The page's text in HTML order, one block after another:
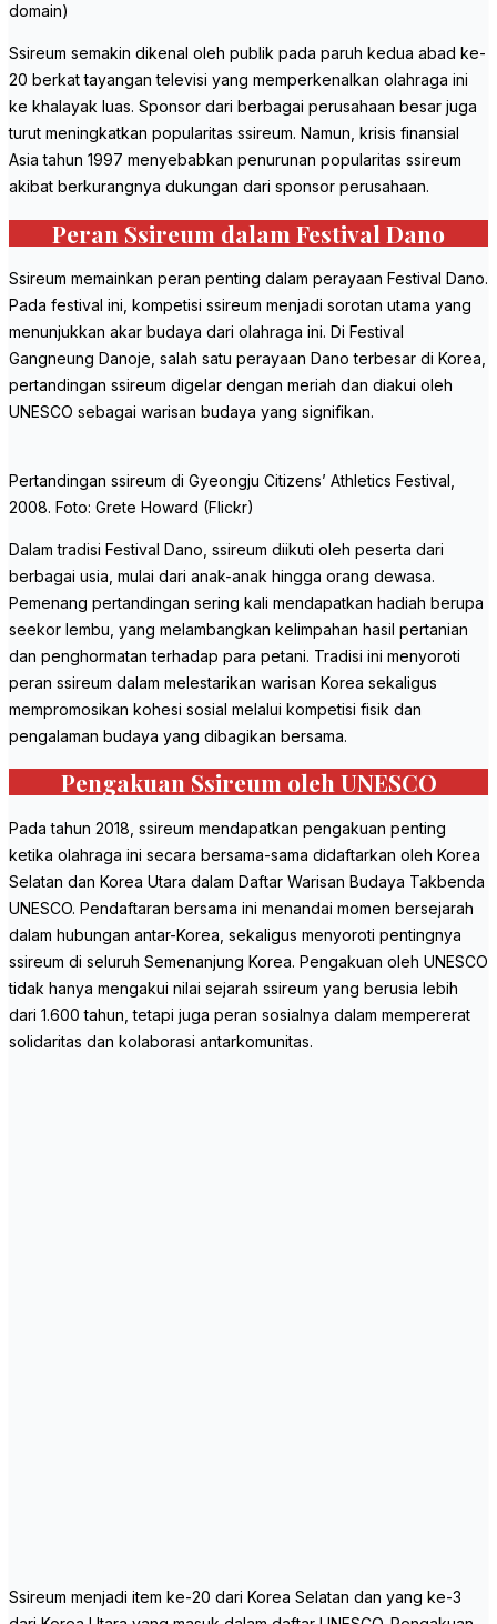
domain)
Ssireum semakin dikenal oleh publik pada paruh kedua abad ke-
20 berkat tayangan televisi yang memperkenalkan olahraga ini
ke khalayak luas. Sponsor dari berbagai perusahaan besar juga
turut meningkatkan popularitas ssireum. Namun, krisis finansial
Asia tahun 1997 menyebabkan penurunan popularitas ssireum
akibat berkurangnya dukungan dari sponsor perusahaan.
Peran Ssireum dalam Festival Dano
Ssireum memainkan peran penting dalam perayaan Festival Dano.
Pada festival ini, kompetisi ssireum menjadi sorotan utama yang
menunjukkan akar budaya dari olahraga ini. Di Festival
Gangneung Danoje, salah satu perayaan Dano terbesar di Korea,
pertandingan ssireum digelar dengan meriah dan diakui oleh
UNESCO sebagai warisan budaya yang signifikan.
Pertandingan ssireum di Gyeongju Citizens’ Athletics Festival,
2008. Foto: Grete Howard (Flickr)
Dalam tradisi Festival Dano, ssireum diikuti oleh peserta dari
berbagai usia, mulai dari anak-anak hingga orang dewasa.
Pemenang pertandingan sering kali mendapatkan hadiah berupa
seekor lembu, yang melambangkan kelimpahan hasil pertanian
dan penghormatan terhadap para petani. Tradisi ini menyoroti
peran ssireum dalam melestarikan warisan Korea sekaligus
mempromosikan kohesi sosial melalui kompetisi fisik dan
pengalaman budaya yang dibagikan bersama.
Pengakuan Ssireum oleh UNESCO
Pada tahun 2018, ssireum mendapatkan pengakuan penting
ketika olahraga ini secara bersama-sama didaftarkan oleh Korea
Selatan dan Korea Utara dalam Daftar Warisan Budaya Takbenda
UNESCO. Pendaftaran bersama ini menandai momen bersejarah
dalam hubungan antar-Korea, sekaligus menyoroti pentingnya
ssireum di seluruh Semenanjung Korea. Pengakuan oleh UNESCO
tidak hanya mengakui nilai sejarah ssireum yang berusia lebih
dari 1.600 tahun, tetapi juga peran sosialnya dalam mempererat
solidaritas dan kolaborasi antarkomunitas.
Ssireum menjadi item ke-20 dari Korea Selatan dan yang ke-3